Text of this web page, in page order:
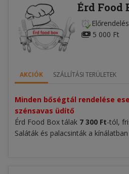
Érd Food
Előrendelés
5 000 Ft
AKCIÓK SZÁLLÍTÁSI TERÜLETEK
Minden bőségtál rendelése
szénsavas üdítő
Érd Food Box tálak 7 300 Ft-tól,
Saláták és palacsinták a kínálatban